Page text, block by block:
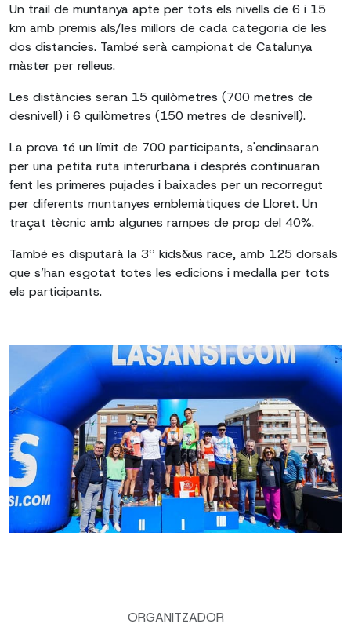
Un trail de muntanya apte per tots els nivells de 6 i 15
km amb premis als/les millors de cada categoria de les
dos distancies. També serà campionat de Catalunya
màster per relleus.
Les distàncies seran 15 quilòmetres (700 metres de
desnivell) i 6 quilòmetres (150 metres de desnivell).
La prova té un límit de 700 participants, s'endinsaran
per una petita ruta interurbana i després continuaran
fent les primeres pujades i baixades per un recorregut
per diferents muntanyes emblemàtiques de Lloret. Un
traçat tècnic amb algunes rampes de prop del 40%.
També es disputarà la 3ª kids&us race, amb 125 dorsals
que s’han esgotat totes les edicions i medalla per tots
els participants.
ORGANITZADOR